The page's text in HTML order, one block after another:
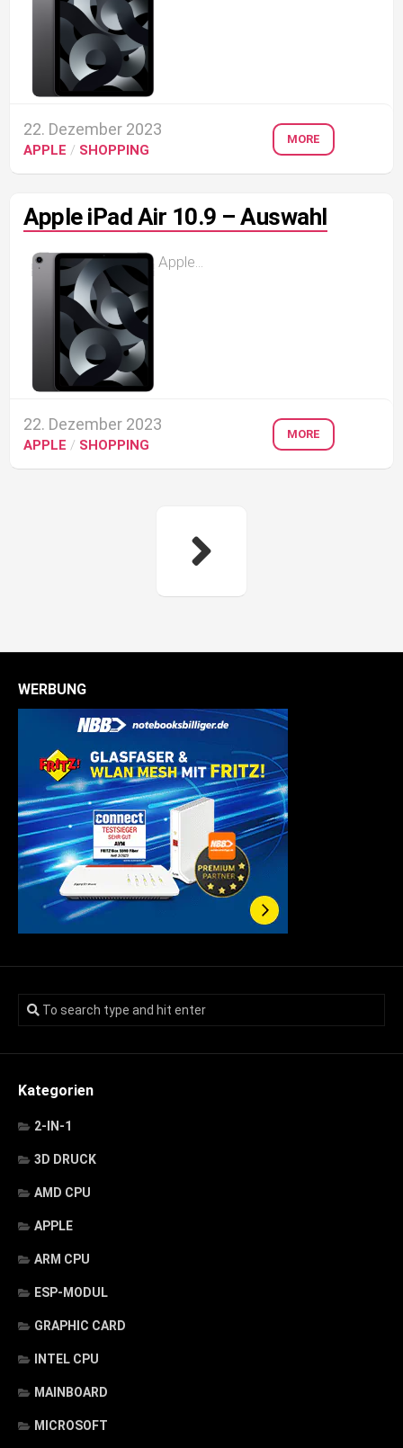
22. Dezember 2023
APPLE / SHOPPING
MORE
Apple iPad Air 10.9 – Auswahl
Apple...
22. Dezember 2023
APPLE / SHOPPING
MORE
WERBUNG
Kategorien
2-IN-1
3D DRUCK
AMD CPU
APPLE
ARM CPU
ESP-MODUL
GRAPHIC CARD
INTEL CPU
MAINBOARD
MICROSOFT